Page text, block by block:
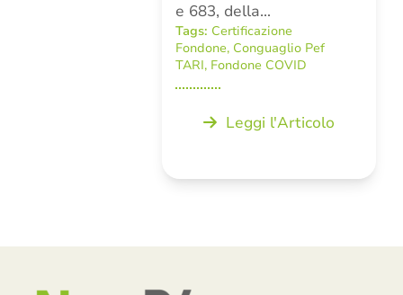
e 683, della…
Tags: Certificazione
Fondone, Conguaglio Pef
TARI, Fondone COVID
Leggi l'Articolo